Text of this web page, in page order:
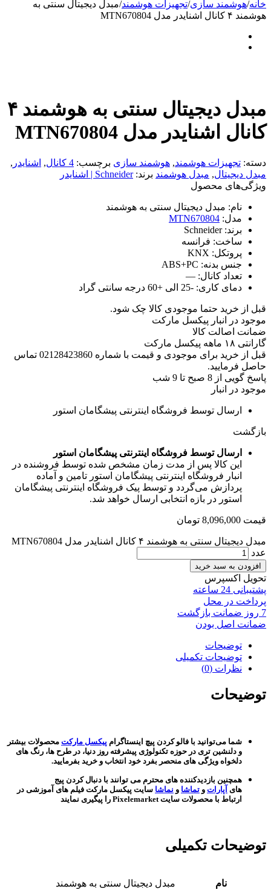
خانه/هوشمند سازی/تجهیزات هوشمند/مبدل دیجیتال سنتی به
هوشمند ۴ کانال اشنایدر مدل MTN670804
مبدل دیجیتال سنتی به هوشمند ۴
کانال اشنایدر مدل MTN670804
دسته: تجهیزات هوشمند, هوشمند سازی برچسب: 4 کانال , اشنایدر ,
مبدل دیجیتال, مبدل هوشمند برند:Schneider | اشنایدر
ویژگی‌های محصول
نام: مبدل دیجیتال سنتی به هوشمند
مدل: MTN670804
برند:Schneider
ساخت: فرانسه
پروتکل: KNX
جنس بدنه: ABS+PC
تعداد کانال: —
دمای کاری: -25 الی +60 درجه سانتی گراد
قبل از خرید حتما موجودی کالا چک شود.
موجود در انبار پیکسل مارکت
ضمانت اصالت کالا
گارانتی ۱۸ ماهه پیکسل مارکت
قبل از خرید برای موجودی و قیمت با شماره 02128423860 تماس
حاصل فرمایید.
پاسخ گویی از 8 صبح تا 9 شب
موجود در انبار
ارسال توسط فروشگاه اینترنتی پیشگامان استور
بازگشت
ارسال توسط فروشگاه اینترنتی پیشگامان استور
این کالا پس از مدت زمان مشخص شده توسط فروشنده در
انبار فروشگاه اینترنتی پیشگامان استور تامین و آماده
پردازش می‌گردد و توسط پیک فروشگاه اینترنتی پیشگامان
استور در بازه انتخابی ارسال خواهد شد.
قیمت 8,096,000 تومان
مبدل دیجیتال سنتی به هوشمند ۴ کانال اشنایدر مدل MTN670804
عدد
افزودن به سبد خرید
تحویل اکسپرس
پشتیبانی 24 ساعته
پرداخت در محل
7 روز ضمانت بازگشت
ضمانت اصل بودن
توضیحات
توضیحات تکمیلی
نظرات (0)
توضیحات
شما می‌توانید با فالو کردن پیچ اینستاگرام پیکسل مارکت محصولات بیشتر
و دلنشین تری در حوزه تکنولوژی پیشرفته روز دنیا، در طرح ها، رنگ های
دلخواه ویژگی های منحصر بفرد خود انتخاب و خرید بفرمایید.
همچنین بازدیدکننده های محترم می توانند با دنبال کردن پیج
های آپارات و تماشا و نماشا سایت پیکسل مارکت فیلم های آموزشی در
ارتباط با محصولات سایت Pixelemarket را پیگیری نمایند
توضیحات تکمیلی
نام مبدل دیجیتال سنتی به هوشمند